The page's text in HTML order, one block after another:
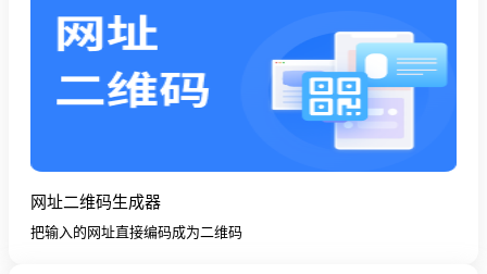
网址二维码生成器
把输入的网址直接编码成为二维码